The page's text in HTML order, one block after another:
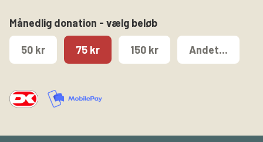
Månedlig donation - vælg beløb
50 kr 75 kr 150 kr Andet...